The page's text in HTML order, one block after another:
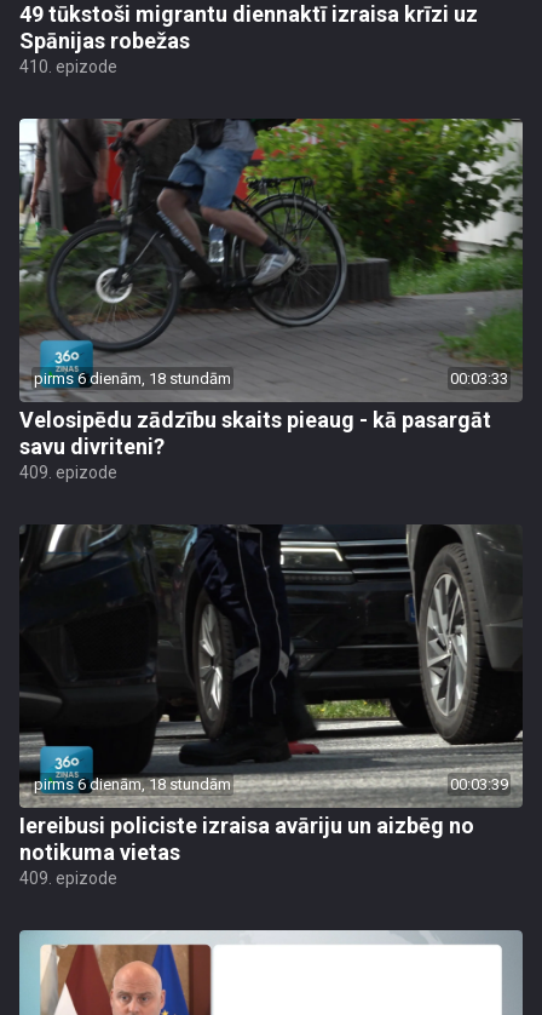
49 tūkstoši migrantu diennaktī izraisa krīzi uz
Spānijas robežas
410. epizode
pirms 6 dienām, 18 stundām 00:03:33
Velosipēdu zādzību skaits pieaug - kā pasargāt
savu divriteni?
409. epizode
pirms 6 dienām, 18 stundām 00:03:39
Iereibusi policiste izraisa avāriju un aizbēg no
notikuma vietas
409. epizode